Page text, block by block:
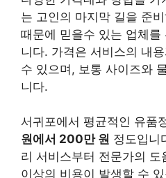
는 고인의 마지막 길을 준
때문에 믿을수 있는 업체를
니다. 가격은 서비스의 내
수 있으며, 보통 사이즈와
니다.
서귀포에서 평균적인 유품
원에서 200만 원 정도입니
리 서비스부터 전문가의
이상의 비용이 발생할 수